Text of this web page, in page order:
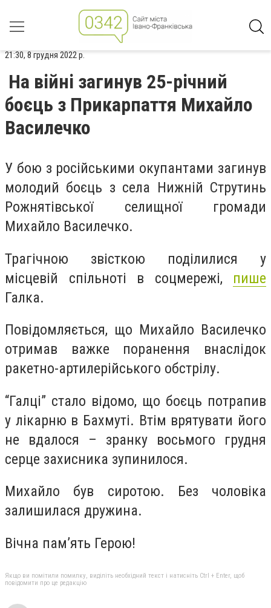
21:30, 8 грудня 2022 р.
На війні загинув 25-річний
боєць з Прикарпаття Михайло
Василечко
У бою з російськими окупантами загинув
молодий боєць з села Нижній Струтинь
Рожнятівської селищної громади
Михайло Василечко.
Трагічною звісткою поділилися у
місцевій спільноті в соцмережі, пише
Галка.
Повідомляється, що Михайло Василечко
отримав важке поранення внаслідок
ракетно-артилерійського обстрілу.
“Галці” стало відомо, що боєць потрапив
у лікарню в Бахмуті. Втім врятувати його
не вдалося – зранку восьмого грудня
серце захисника зупинилося.
Михайло був сиротою. Без чоловіка
залишилася дружина.
Вічна пам’ять Герою!
Якщо ви помітили помилку, виділіть необхідний текст і натисніть Ctrl + Enter, щоб
повідомити про це редакцію